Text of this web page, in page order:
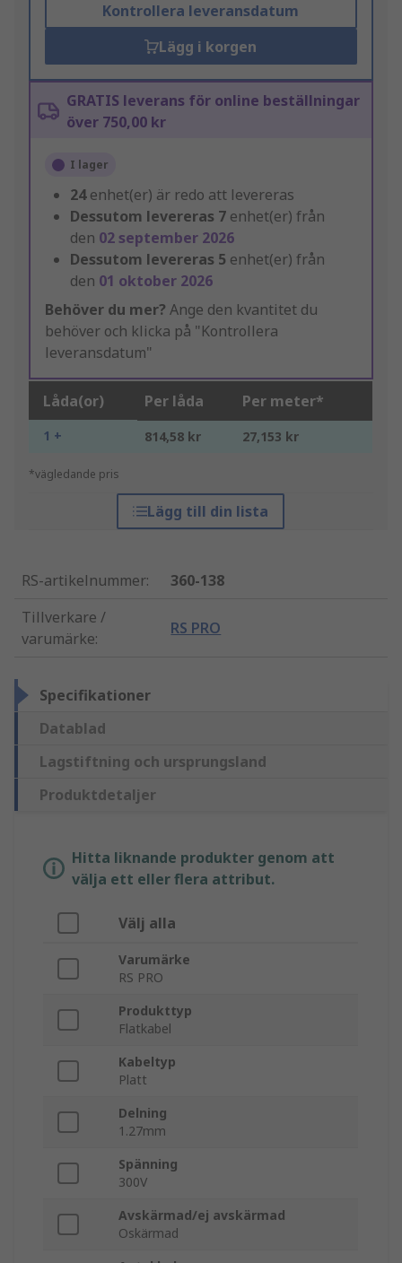
Kontrollera leveransdatum
Lägg i korgen
GRATIS leverans för online beställningar
över 750,00 kr
I lager
24enhet(er) är redo att levereras
Dessutom levereras 7 enhet(er) från
den 02 september 2026
Dessutom levereras 5 enhet(er) från
den 01 oktober 2026
Behöver du mer? Ange den kvantitet du
behöver och klicka på "Kontrollera
leveransdatum"
Låda(or) Per låda Per meter*
1 + 814,58 kr 27,153 kr
*vägledande pris
Lägg till din lista
RS-artikelnummer:
360-138
Tillverkare /
varumärke:
RS PRO
Specifikationer
Datablad
Lagstiftning och ursprungsland
Produktdetaljer
Hitta liknande produkter genom att
välja ett eller flera attribut.
Välj alla
Varumärke
RS PRO
Produkttyp
Flatkabel
Kabeltyp
Platt
Delning
1.27mm
Spänning
300V
Avskärmad/ej avskärmad
Oskärmad